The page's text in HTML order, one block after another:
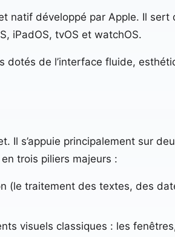
natif développé par Apple. Il sert
iPadOS, tvOS et watchOS.
dotés de l’interface fluide,
s’appuie principalement sur
trois piliers majeurs :
(le traitement des textes, des
visuels classiques : les